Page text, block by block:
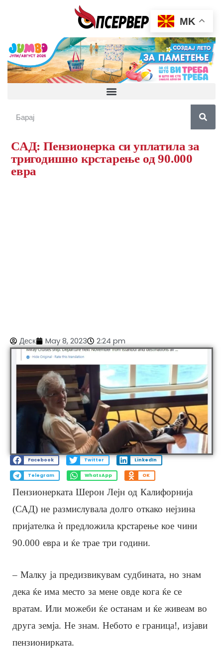
САД: Пензионерка си уплатила за
тригодишно крстарење од 90.000
евра
Деск May 8, 2023 2:24 pm
Facebook Twitter LinkedIn
Telegram WhatsApp OK
Пензионерката Шерон Лејн од Калифорнија
(САД) не размислувала долго откако нејзина
пријателка ѝ предложила крстарење кое чини
90.000 евра и ќе трае три години.
– Малку ја предизвикувам судбината, но знам
дека ќе има место за мене овде кога ќе се
вратам. Или можеби ќе останам и ќе живеам во
друга земја. Не знам. Небото е граница!, изјави
пензионирката.
MK